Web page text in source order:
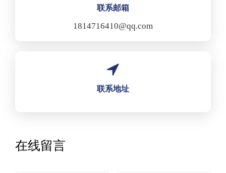
联系邮箱
1814716410@qq.com
联系地址
在线留言